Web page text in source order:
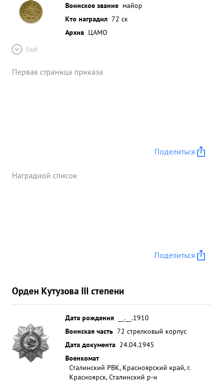
Воинское звание майор
Кто наградил 72 ск
Архив ЦАМО
Ещё
Первая страница приказа
Поделиться
Наградной список
Поделиться
Орден Кутузова III степени
Дата рождения
__.__.1910
Воинская часть 72 стрелковый корпус
Дата документа 24.04.1945
Военкомат
Сталинский РВК, Красноярский край, г.
Красноярск, Сталинский р-н